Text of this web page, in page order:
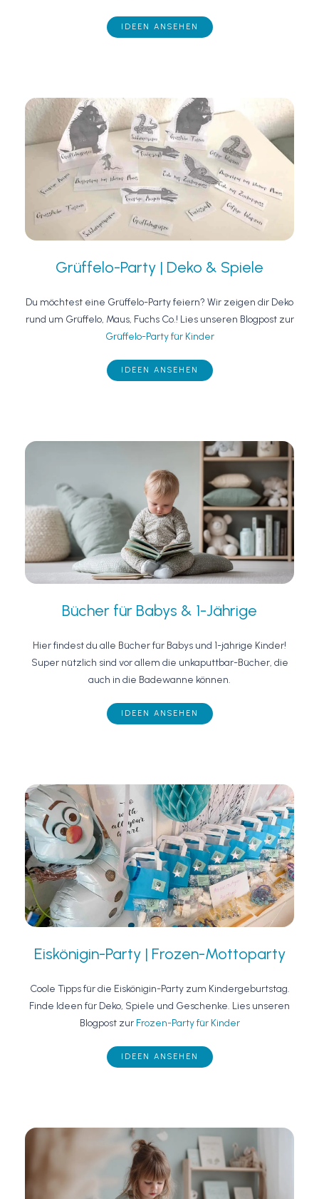
IDEEN ANSEHEN
Grüffelo-Party | Deko & Spiele
Du möchtest eine Grüffelo-Party feiern? Wir zeigen dir Deko
rund um Grüffelo, Maus, Fuchs Co.! Lies unseren Blogpost zur
Grüffelo-Party für Kinder
IDEEN ANSEHEN
Bücher für Babys & 1-Jährige
Hier findest du alle Bücher für Babys und 1-jährige Kinder!
Super nützlich sind vor allem die unkaputtbar-Bücher, die
auch in die Badewanne können.
IDEEN ANSEHEN
Eiskönigin-Party | Frozen-Mottoparty
Coole Tipps für die Eiskönigin-Party zum Kindergeburtstag.
Finde Ideen für Deko, Spiele und Geschenke. Lies unseren
Blogpost zur Frozen-Party für Kinder
IDEEN ANSEHEN